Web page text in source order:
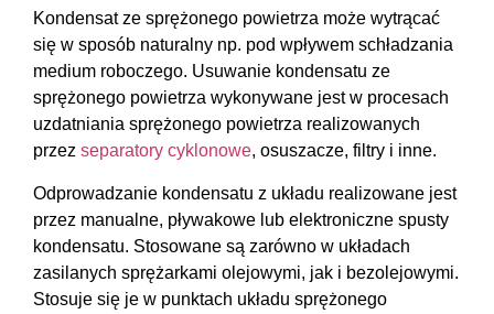
Kondensat ze sprężonego powietrza może wytrącać
się w sposób naturalny np. pod wpływem schładzania
medium roboczego. Usuwanie kondensatu ze
sprężonego powietrza wykonywane jest w procesach
uzdatniania sprężonego powietrza realizowanych
przez separatory cyklonowe, osuszacze, filtry i inne.
Odprowadzanie kondensatu z układu realizowane jest
przez manualne, pływakowe lub elektroniczne spusty
kondensatu. Stosowane są zarówno w układach
zasilanych sprężarkami olejowymi, jak i bezolejowymi.
Stosuje się je w punktach układu sprężonego